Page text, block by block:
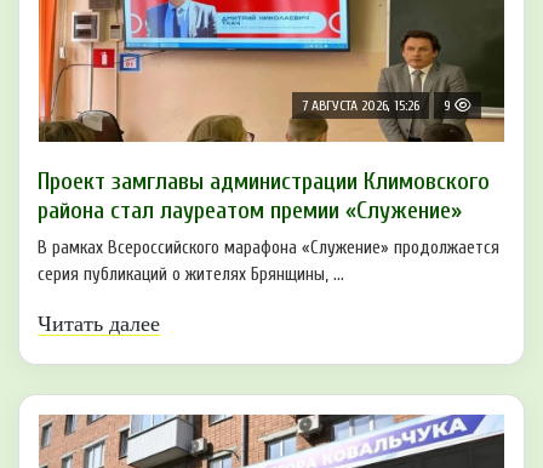
7 АВГУСТА 2026, 15:26 9
Проект замглавы администрации Климовского
района стал лауреатом премии «Служение»
В рамках Всероссийского марафона «Служение» продолжается
серия публикаций о жителях Брянщины, ...
Читать далее